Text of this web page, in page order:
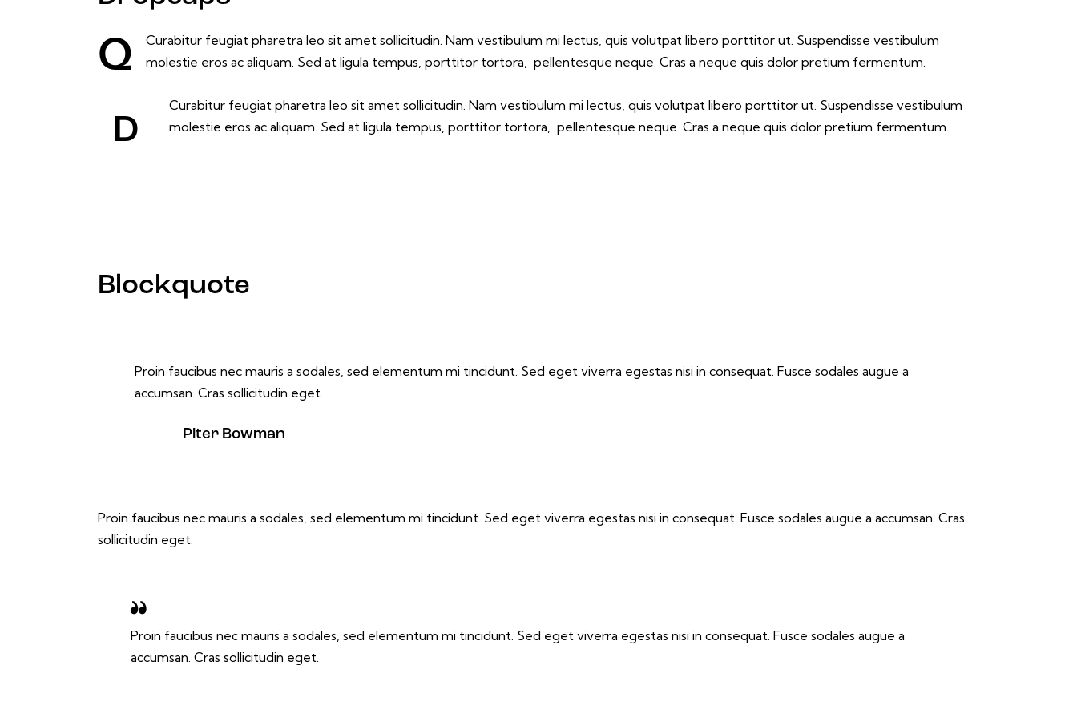
Q
Curabitur feugiat pharetra leo sit amet sollicitudin. Nam vestibulum mi lectus, quis volutpat libero porttitor ut. Suspendisse vestibulum
molestie eros ac aliquam. Sed at ligula tempus, porttitor tortora, pellentesque neque. Cras a neque quis dolor pretium fermentum.
D
Curabitur feugiat pharetra leo sit amet sollicitudin. Nam vestibulum mi lectus, quis volutpat libero porttitor ut. Suspendisse vestibulum
molestie eros ac aliquam. Sed at ligula tempus, porttitor tortora, pellentesque neque. Cras a neque quis dolor pretium fermentum.
Blockquote
Proin faucibus nec mauris a sodales, sed elementum mi tincidunt. Sed eget viverra egestas nisi in consequat. Fusce sodales augue a
accumsan. Cras sollicitudin eget.
Piter Bowman
Proin faucibus nec mauris a sodales, sed elementum mi tincidunt. Sed eget viverra egestas nisi in consequat. Fusce sodales augue a accumsan. Cras
sollicitudin eget.
Proin faucibus nec mauris a sodales, sed elementum mi tincidunt. Sed eget viverra egestas nisi in consequat. Fusce sodales augue a
accumsan. Cras sollicitudin eget.